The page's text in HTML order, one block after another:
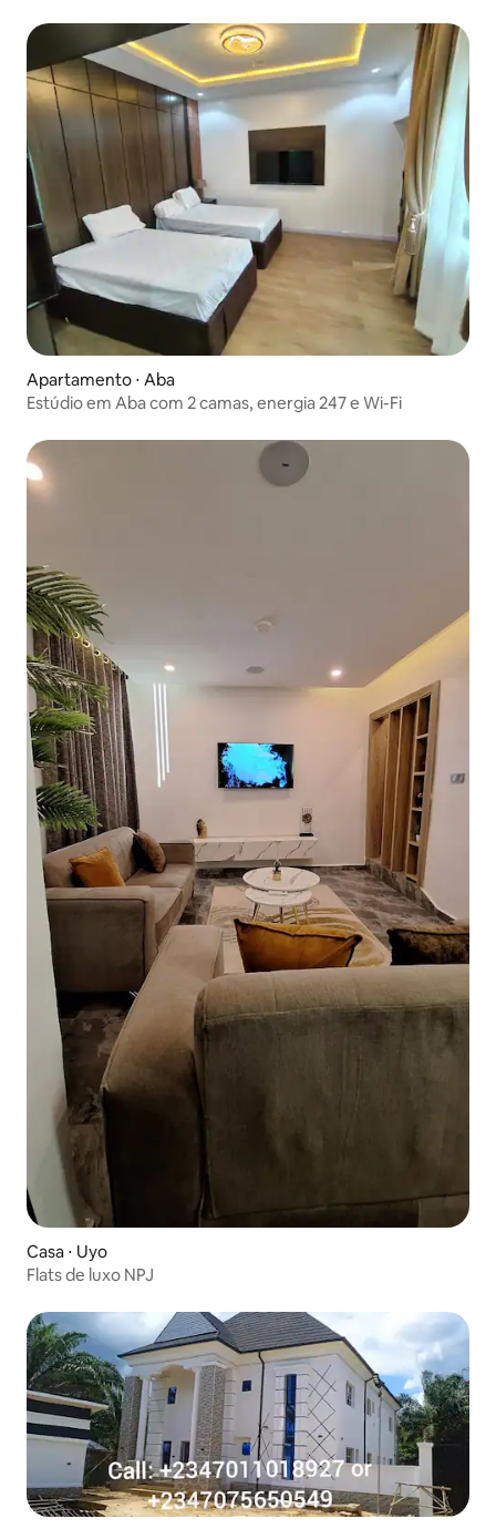
Apartamento ⋅ Aba
Estúdio em Aba com 2 camas, energia 247 e Wi-Fi
Casa ⋅ Uyo
Flats de luxo NPJ